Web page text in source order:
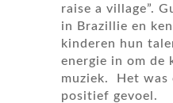
raise a village”.
in Brazillie en
kinderen hun
energie in om de
muziek. Het was
positief gevoel.